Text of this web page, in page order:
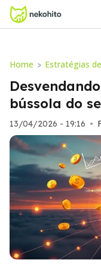
Home > Estratégias
bússola do
13/04/2026 - 19:16 •